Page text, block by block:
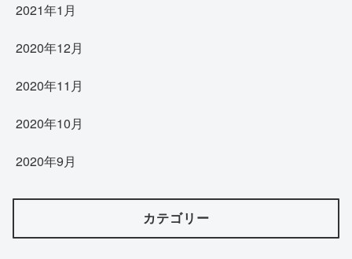
2021年1月
2020年12月
2020年11月
2020年10月
2020年9月
カテゴリー